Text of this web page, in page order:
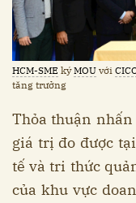
HCM-SME kýMOU với
tăng trưởng
Thỏa thuận
giá trị đo được
tế và tri thức
của khu vực